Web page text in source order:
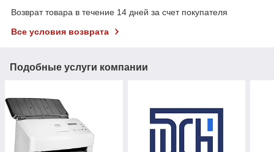
Возврат товара в течение 14 дней за счет покупателя
Все условия возврата
Подобные услуги компании